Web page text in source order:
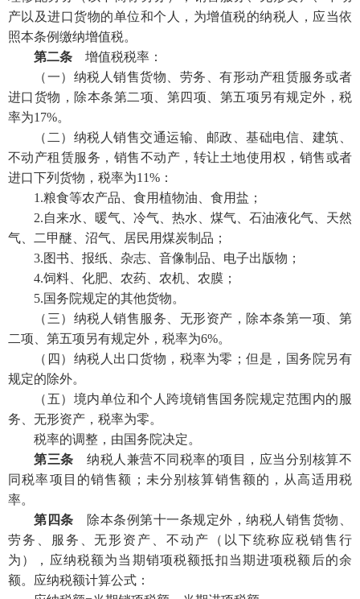
产以及进口货物的单位和个人，为增值税的纳税人，应当依
照本条例缴纳增值税。
第二条 增值税税率：
（一）纳税人销售货物、劳务、有形动产租赁服务或者
进口货物，除本条第二项、第四项、第五项另有规定外，税
率为17%。
（二）纳税人销售交通运输、邮政、基础电信、建筑、
不动产租赁服务，销售不动产，转让土地使用权，销售或者
进口下列货物，税率为11%：
1.粮食等农产品、食用植物油、食用盐；
2.自来水、暖气、冷气、热水、煤气、石油液化气、天然
气、二甲醚、沼气、居民用煤炭制品；
3.图书、报纸、杂志、音像制品、电子出版物；
4.饲料、化肥、农药、农机、农膜；
5.国务院规定的其他货物。
（三）纳税人销售服务、无形资产，除本条第一项、第
二项、第五项另有规定外，税率为6%。
（四）纳税人出口货物，税率为零；但是，国务院另有
规定的除外。
（五）境内单位和个人跨境销售国务院规定范围内的服
务、无形资产，税率为零。
税率的调整，由国务院决定。
第三条 纳税人兼营不同税率的项目，应当分别核算不
同税率项目的销售额；未分别核算销售额的，从高适用税
率。
第四条 除本条例第十一条规定外，纳税人销售货物、
劳务、服务、无形资产、不动产（以下统称应税销售行
为），应纳税额为当期销项税额抵扣当期进项税额后的余
额。应纳税额计算公式：